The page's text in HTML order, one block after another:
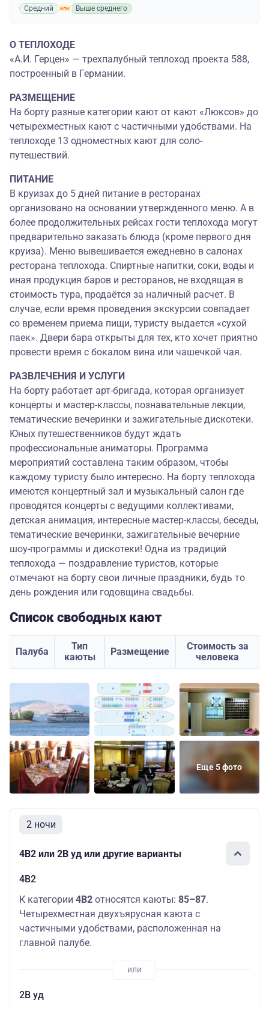
Средний Выше среднего
О ТЕПЛОХОДЕ
«А.И. Герцен» — трехпалубный теплоход проекта 588,
построенный в Германии.
РАЗМЕЩЕНИЕ
На борту разные категории кают от кают «Люксов» до
четырехместных кают с частичными удобствами. На
теплоходе 13 одноместных кают для соло-
путешествий.
ПИТАНИЕ
В круизах до 5 дней питание в ресторанах
организовано на основании утвержденного меню. А в
более продолжительных рейсах гости теплохода могут
предварительно заказать блюда (кроме первого дня
круиза). Меню вывешивается ежедневно в салонах
ресторана теплохода. Спиртные напитки, соки, воды и
иная продукция баров и ресторанов, не входящая в
стоимость тура, продаётся за наличный расчет. В
случае, если время проведения экскурсии совпадает
со временем приема пищи, туристу выдается «сухой
паек». Двери бара открыты для тех, кто хочет приятно
провести время с бокалом вина или чашечкой чая.
РАЗВЛЕЧЕНИЯ И УСЛУГИ
На борту работает арт-бригада, которая организует
концерты и мастер-классы, познавательные лекции,
тематические вечеринки и зажигательные дискотеки.
Юных путешественников будут ждать
профессиональные аниматоры. Программа
мероприятий составлена таким образом, чтобы
каждому туристу было интересно. На борту теплохода
имеются концертный зал и музыкальный салон где
проводятся концерты с ведущими коллективами,
детская анимация, интересные мастер-классы, беседы,
тематические вечеринки, зажигательные вечерние
шоу-программы и дискотеки! Одна из традиций
теплохода — поздравление туристов, которые
отмечают на борту свои личные праздники, будь то
день рождения или годовщина свадьбы.
Список свободных кают
Палуба
Тип
каюты
Размещение
Стоимость за
человека
Еще 5 фото
2 ночи
4В2 или 2В уд или другие варианты
4В2
К категории 4В2 относятся каюты: 85–87.
Четырехместная двухъярусная каюта с
частичными удобствами, расположенная на
главной палубе.
2В уд